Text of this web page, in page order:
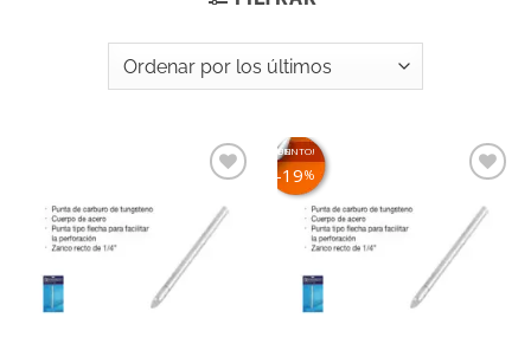
a la
lista
de
deseos
¡EN DESCUENTO!
%
19
a la
lista
de
deseos